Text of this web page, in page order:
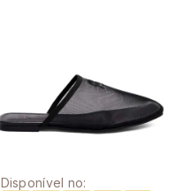
Disponível no: